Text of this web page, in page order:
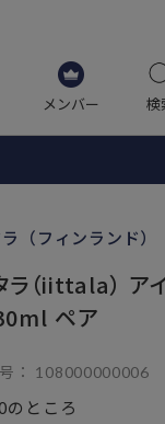
メンバー 検
（フィンランド）
ラ（iittala） ア
ペア
108000000006
のところ